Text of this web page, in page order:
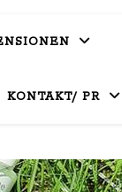
KONTAKT/ PR